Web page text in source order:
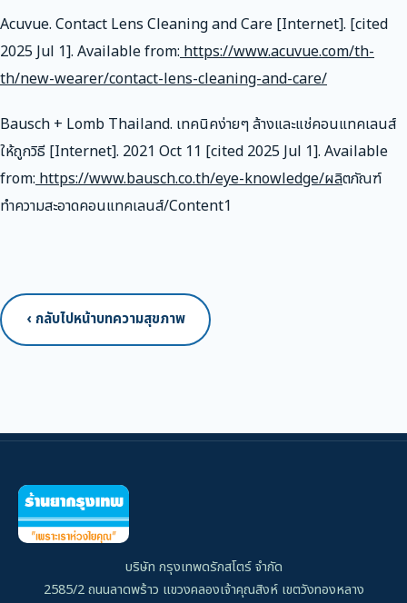
Acuvue. Contact Lens Cleaning and Care [Internet]. [cited
2025 Jul 1]. Available from: https://www.acuvue.com/th-
th/new-wearer/contact-lens-cleaning-and-care/
Bausch + Lomb Thailand. เทคนิคง่ายๆ ล้างและแช่คอนแทคเลนส์
ให้ถูกวิธี [Internet]. 2021 Oct 11 [cited 2025 Jul 1]. Available
from: https://www.bausch.co.th/eye-knowledge/ผลิตภัณฑ์
ทำความสะอาดคอนแทคเลนส์/Content1
‹ กลับไปหน้าบทความสุขภาพ
บริษัท กรุงเทพดรักสโตร์ จำกัด
2585/2 ถนนลาดพร้าว แขวงคลองเจ้าคุณสิงห์ เขตวังทองหลาง